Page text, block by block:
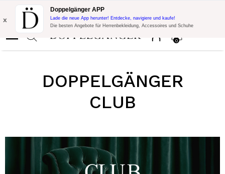
Blitzangebot:
10% Extra-Rabatt auf 300€ Einkauf mit Code:
DOPPEL300
0
x
Doppelgänger APP
Lade die neue App herunter! Entdecke, navigiere und kaufe!
Die besten Angebote für Herrenbekleidung, Accessoires und Schuhe
DOPPELGÄNGER
CLUB